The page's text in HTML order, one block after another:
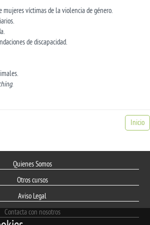
mujeres víctimas de la violencia de género.
de discapacidad.
.
Inicio
Quienes Somos
Otros cursos
Aviso Legal
Contacta con nosotros